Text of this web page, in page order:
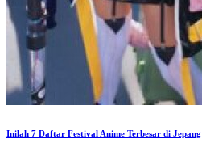
Inilah 7 Daftar Festival Anime Terbesar di Jepang